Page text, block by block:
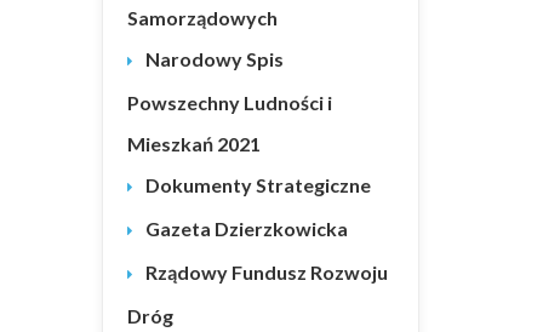
Samorządowych
Narodowy Spis
Powszechny Ludności i
Mieszkań 2021
Dokumenty Strategiczne
Gazeta Dzierzkowicka
Rządowy Fundusz Rozwoju
Dróg